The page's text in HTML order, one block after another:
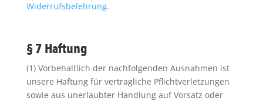
Widerrufsbelehrung.
§ 7 Haftung
(1) Vorbehaltlich der nachfolgenden Ausnahmen ist
unsere Haftung für vertragliche Pflichtverletzungen
sowie aus unerlaubter Handlung auf Vorsatz oder